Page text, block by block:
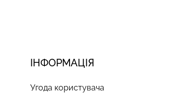
ІНФОРМАЦІЯ
Угода користувача